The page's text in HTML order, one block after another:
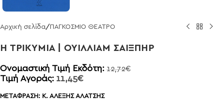
Αρχική σελίδα/ΠΑΓΚΟΣΜΙΟ ΘΕΑΤΡΟ
Η ΤΡΙΚΥΜΙΑ | ΟΥΙΛΛΙΑΜ ΣΑΙΞΠΗΡ
Ονομαστική Τιμή Εκδότη: 12,72€
Τιμή Αγοράς: 11,45€
ΜΕΤΑΦΡΑΣΗ: Κ. ΑΛΕΞΗΣ ΑΛΑΤΣΗΣ